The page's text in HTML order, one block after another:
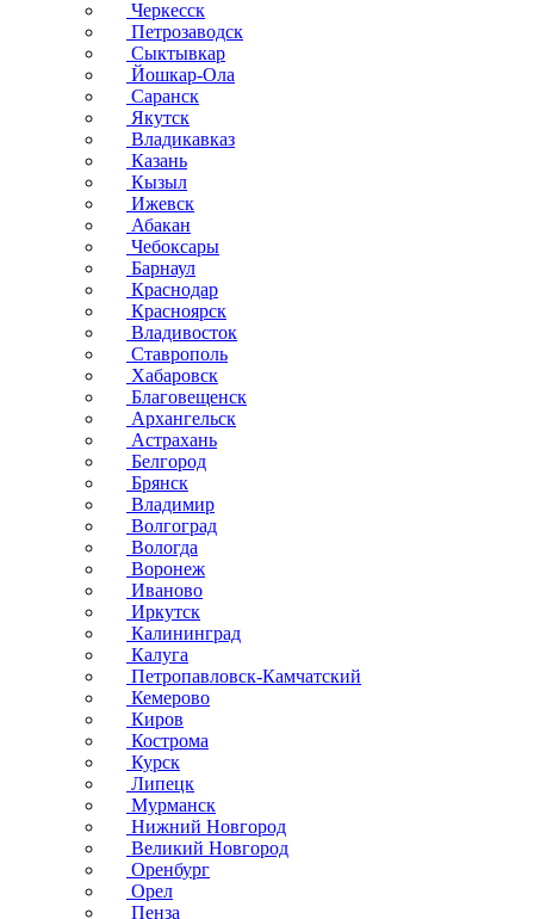
Черкесск
Петрозаводск
Сыктывкар
Йошкар-Ола
Саранск
Якутск
Владикавказ
Казань
Кызыл
Ижевск
Абакан
Чебоксары
Барнаул
Краснодар
Красноярск
Владивосток
Ставрополь
Хабаровск
Благовещенск
Архангельск
Астрахань
Белгород
Брянск
Владимир
Волгоград
Вологда
Воронеж
Иваново
Иркутск
Калининград
Калуга
Петропавловск-Камчатский
Кемерово
Киров
Кострома
Курск
Липецк
Мурманск
Нижний Новгород
Великий Новгород
Оренбург
Орел
Пенза